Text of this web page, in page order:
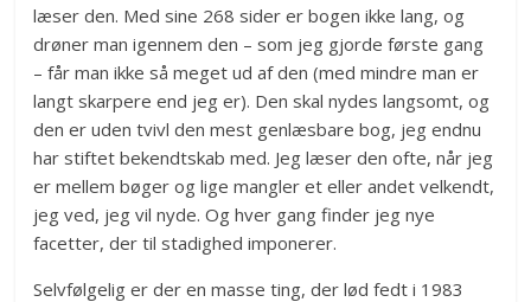
læser den. Med sine 268 sider er bogen ikke lang, og
drøner man igennem den – som jeg gjorde første gang
– får man ikke så meget ud af den (med mindre man er
langt skarpere end jeg er). Den skal nydes langsomt, og
den er uden tvivl den mest genlæsbare bog, jeg endnu
har stiftet bekendtskab med. Jeg læser den ofte, når jeg
er mellem bøger og lige mangler et eller andet velkendt,
jeg ved, jeg vil nyde. Og hver gang finder jeg nye
facetter, der til stadighed imponerer.
Selvfølgelig er der en masse ting, der lød fedt i 1983